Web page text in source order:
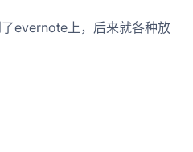
evernote上，后来就各种放